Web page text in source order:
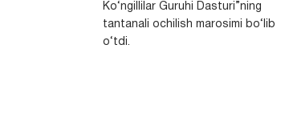
Ko‘ngillilar Guruhi Dasturi”ning
tantanali ochilish marosimi bo‘lib
o‘tdi.